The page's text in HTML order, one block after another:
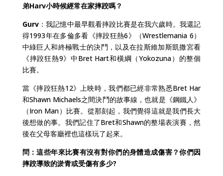
弟Harv小時候經常在家摔跤嗎？
Gurv：我記憶中最早觀看摔跤比賽是在我六歲時。我還記
得1993年在多倫多看《摔跤狂熱6》（Wrestlemania 6）
中綠巨人和終極戰士的決鬥，以及在拉斯維加斯凱撒宮看
《摔跤狂熱9》中Bret Hart和橫綱（Yokozuna）的整個
比賽。
當《摔跤狂熱12》上映時，我們都已經非常熟悉Bret Har
和Shawn Michaels之間決鬥的故事線，也就是《鋼鐵人》
（Iron Man）比賽。從那刻起，我們覺得這就是我們長大
後想做的事。我們記住了Bret和Shawn的整場表演賽，然
後在父母客廳裡也這樣玩了起來。
問：這些年來比賽有沒有對你們的身體造成傷害？你們因
摔跤導致的淤青或受傷有多少?